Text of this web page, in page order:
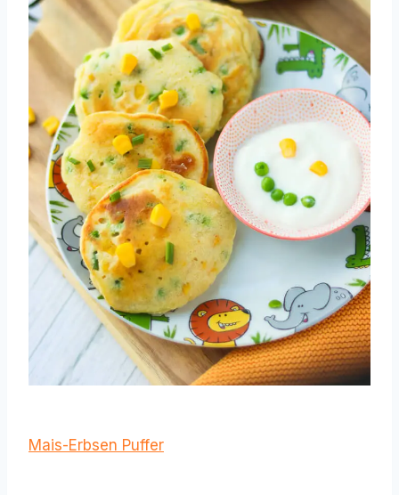
Mais-Erbsen Puffer